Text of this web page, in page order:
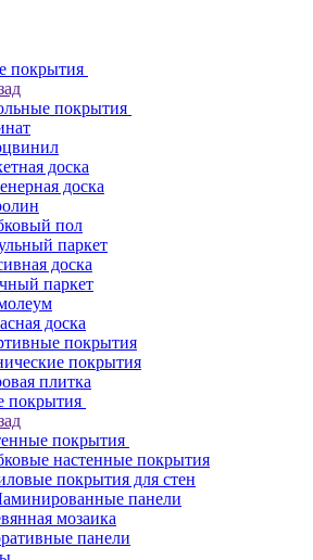
покрытия
покрытия
доска
доска
пол
паркет
доска
паркет
доска
покрытия
покрытия
плитка
покрытия
покрытия
настенные покрытия
покрытия для стен
панели
мозаика
панели